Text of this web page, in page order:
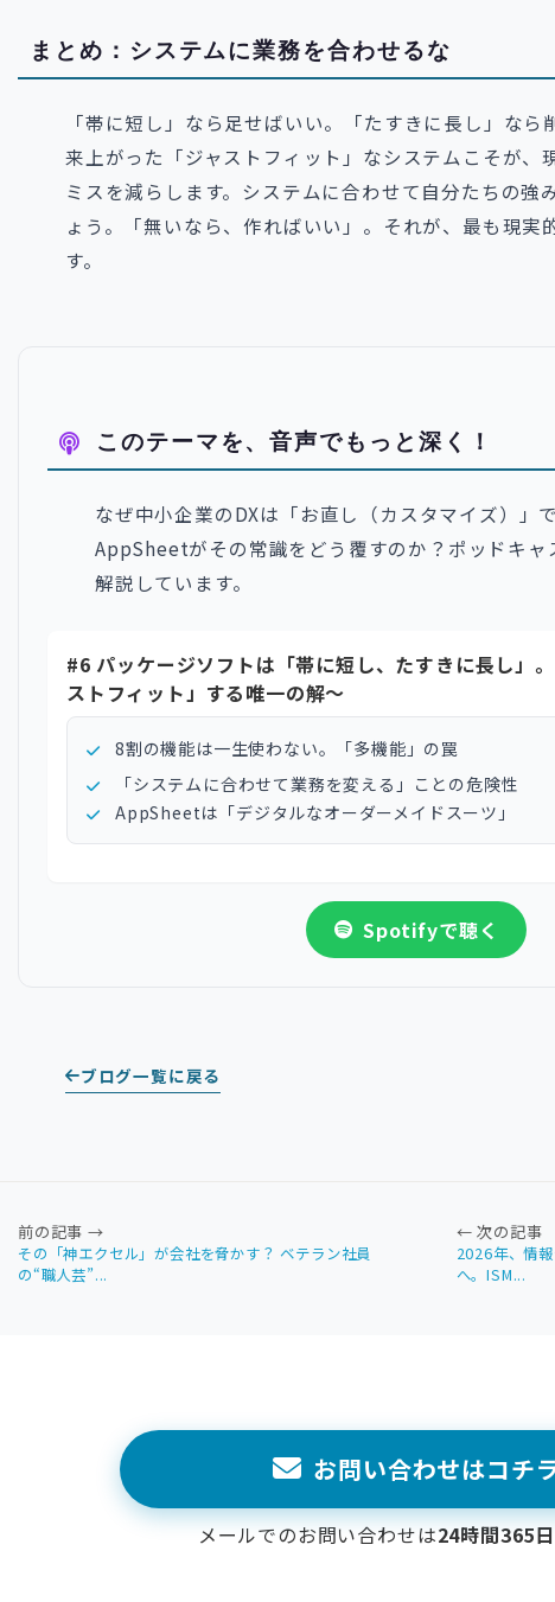
まとめ：システムに業務を合わせるな
「帯に短し」なら足せばいい。「たすきに長し」なら
来上がった「ジャストフィット」なシステムこそが、
ミスを減らします。システムに合わせて自分たちの強
ょう。「無いなら、作ればいい」。それが、最も現実
す。
このテーマを、音声でもっと深く！
なぜ中小企業のDXは「お直し（カスタマイズ）」
AppSheetがその常識をどう覆すのか？ポッドキャ
解説しています。
#6 パッケージソフトは「帯に短し、たすきに長し」
ストフィット」する唯一の解〜
8割の機能は一生使わない。「多機能」の罠
「システムに合わせて業務を変える」ことの危険性
AppSheetは「デジタルなオーダーメイドスーツ」
Spotifyで聴く
ブログ一覧に戻る
前の記事 →
その「神エクセル」が会社を脅かす？ ベテラン社員
の“職人芸”...
← 次の記事
2026年、情報
へ。ISM...
お問い合わせはコチ
メールでのお問い合わせは24時間365